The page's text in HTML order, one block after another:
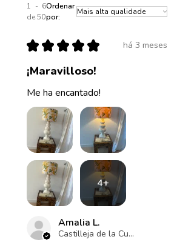
1 - 6
de 50
Ordenar
por:
★ ★ ★ ★ ★ há 3 meses
¡Maravilloso!
Me ha encantado!
4+
Amalia L.
Castilleja de la Cuesta , ES-AN